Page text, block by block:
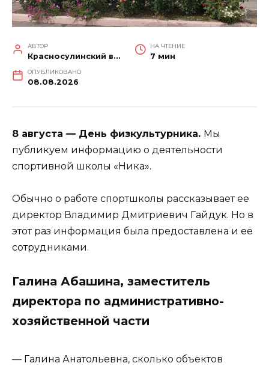
АВТОР
Красносулинский вестник
НА ЧТЕНИЕ
7 мин
ОПУБЛИКОВАНО
08.08.2026
8 августа — День физкультурника. Мы
публикуем информацию о деятельности
спортивной школы «Ника».
Обычно о работе спортшколы рассказывает ее
директор Владимир Дмитриевич Гайдук. Но в
этот раз информация была предоставлена и ее
сотрудниками.
Галина Абашина, заместитель
директора по административно-
хозяйственной части
— Галина Анатольевна, сколько объектов